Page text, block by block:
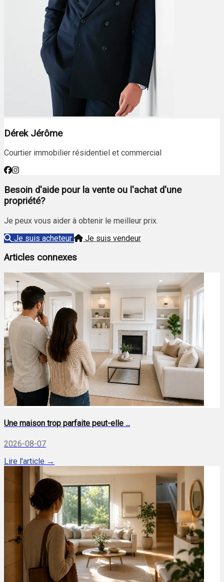
Dérek Jérôme
Courtier immobilier résidentiel et commercial
Besoin d'aide pour la vente ou l'achat d'une
propriété?
Je peux vous aider à obtenir le meilleur prix.
Je suis acheteur
Je suis vendeur
Articles connexes
Une maison trop parfaite peut-elle ...
2026-08-07
Lire l'article →